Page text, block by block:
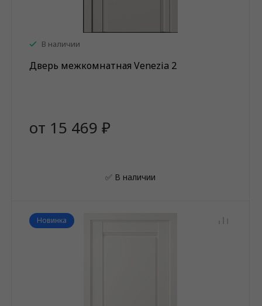
В наличии
Дверь межкомнатная Venezia 2
от 15 469 ₽
✅ В наличии
Новинка